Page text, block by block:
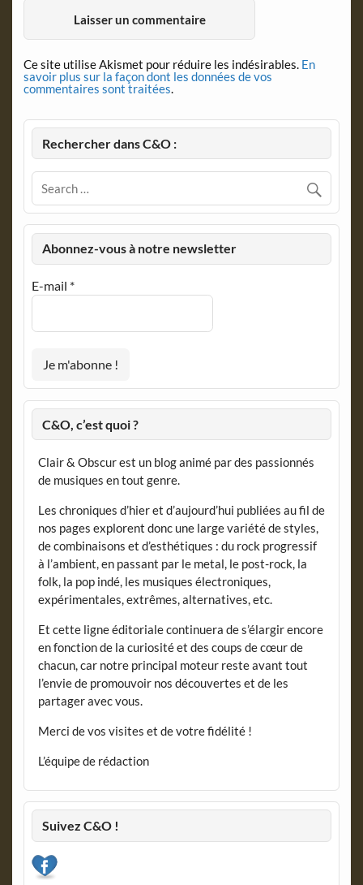
Ce site utilise Akismet pour réduire les indésirables. En
savoir plus sur la façon dont les données de vos
commentaires sont traitées
Rechercher dans C&O :
Abonnez-vous à notre newsletter
E-mail *
C&O, c’est quoi ?
Clair & Obscur est un blog animé par des passionnés
de musiques en tout genre.
Les chroniques d’hier et d’aujourd’hui publiées au fil de
nos pages explorent donc une large variété de styles,
de combinaisons et d’esthétiques : du rock progressif
à l’ambient, en passant par le metal, le post-rock, la
folk, la pop indé, les musiques électroniques,
expérimentales, extrêmes, alternatives, etc.
Et cette ligne éditoriale continuera de s’élargir encore
en fonction de la curiosité et des coups de cœur de
chacun, car notre principal moteur reste avant tout
l’envie de promouvoir nos découvertes et de les
partager avec vous.
Merci de vos visites et de votre fidélité !
L’équipe de rédaction
Suivez C&O !